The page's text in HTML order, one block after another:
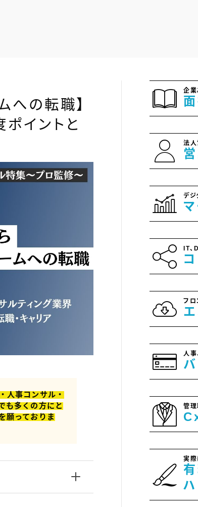
への転職】
イントと
人事コンサル・
も多くの方にと
願っておりま
企業
法人
デジ
IT、
フロ
人事
管理
実際